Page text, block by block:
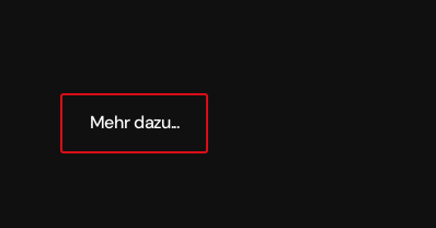
Mehr dazu...